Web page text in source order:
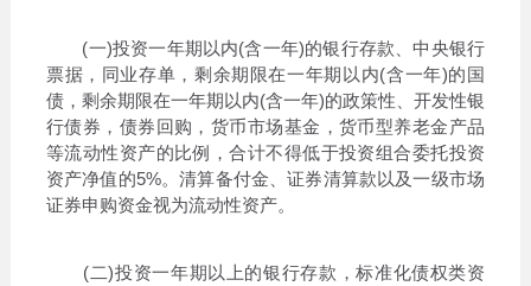
(一)投资一年期以内(含一年)的银行存款、中央银行
票据，同业存单，剩余期限在一年期以内(含一年)的国
债，剩余期限在一年期以内(含一年)的政策性、开发性银
行债券，债券回购，货币市场基金，货币型养老金产品
等流动性资产的比例，合计不得低于投资组合委托投资
资产净值的5%。清算备付金、证券清算款以及一级市场
证券申购资金视为流动性资产。
(二)投资一年期以上的银行存款，标准化债权类资